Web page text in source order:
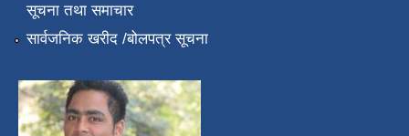
सूचना तथा समाचार
सार्वजनिक खरीद /बोलपत्र सूचना